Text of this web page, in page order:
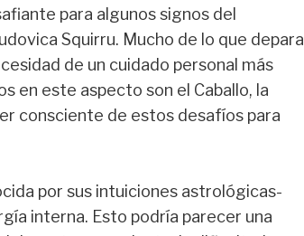
para algunos signos del
Squirru. Mucho de lo que depara
de un cuidado personal más
en este aspecto son el Caballo, la
consciente de estos desafíos para
por sus intuiciones astrológicas-
interna. Esto podría parecer una